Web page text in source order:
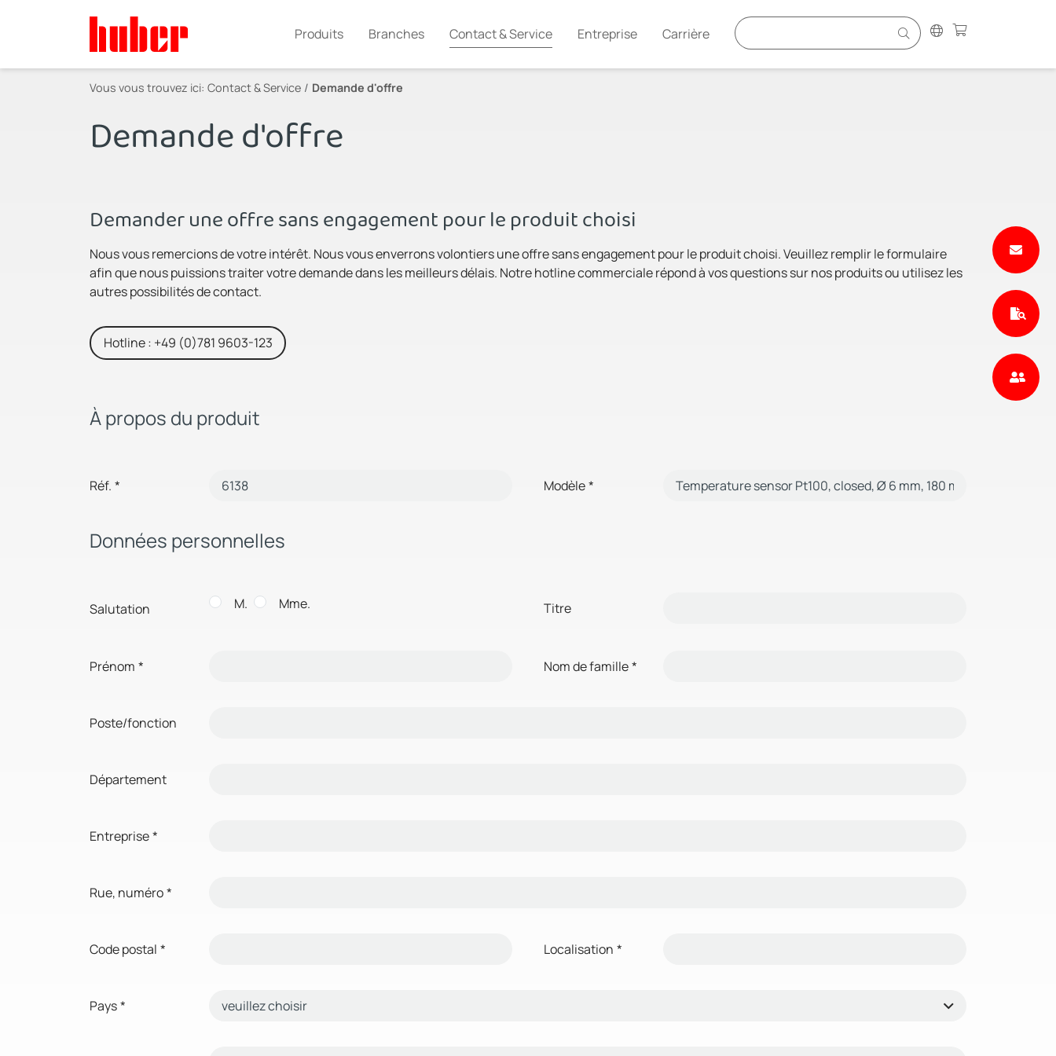
Produits Branches Contact & Service Entreprise Carrière
Vous vous trouvez ici: Contact & Service Demande d'offre
Demande d'offre
Demander une offre sans engagement pour le produit choisi
Nous vous remercions de votre intérêt. Nous vous enverrons volontiers une offre sans engagement pour le produit choisi. Veuillez remplir le formulaire
afin que nous puissions traiter votre demande dans les meilleurs délais. Notre hotline commerciale répond à vos questions sur nos produits ou utilisez les
autres possibilités de contact.
Hotline : +49 (0)781 9603-123
À propos du produit
Réf. * Modèle*
Données personnelles
Salutation M. Mme. Titre
Prénom * Nom de famille*
Poste/fonction
Département
Entreprise*
Rue, numéro*
Code postal * Localisation *
Pays*